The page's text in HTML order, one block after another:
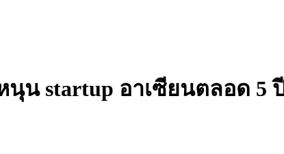
น startup อาเซียนตลอด 5 ปี